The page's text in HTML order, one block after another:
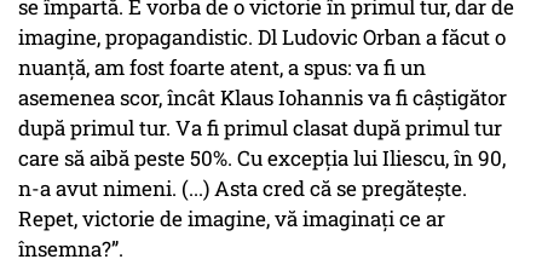
se împartă. E vorba de o victorie în primul tur, dar de
imagine, propagandistic. Dl Ludovic Orban a făcut o
nuanță, am fost foarte atent, a spus: va fi un
asemenea scor, încât Klaus Iohannis va fi câștigător
după primul tur. Va fi primul clasat după primul tur
care să aibă peste 50%. Cu excepția lui Iliescu, în 90,
n-a avut nimeni. (...) Asta cred că se pregătește.
Repet, victorie de imagine, vă imaginați ce ar
însemna?”.